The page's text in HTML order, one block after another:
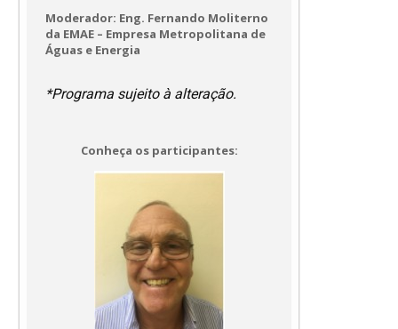
Moderador: Eng. Fernando Moliterno
da EMAE – Empresa Metropolitana de
Águas e Energia
*Programa sujeito à alteração.
Conheça os participantes: